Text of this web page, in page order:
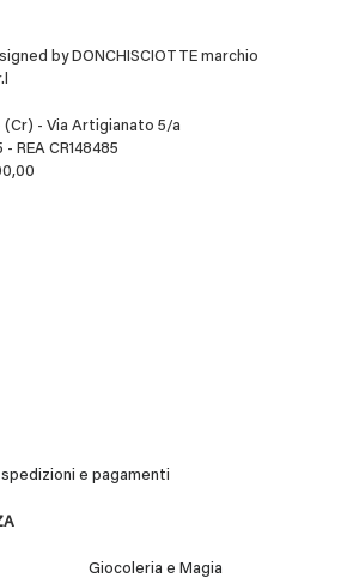
by DONCHISCIOTTE marchio
- Via Artigianato 5/a
- REA CR148485
e pagamenti
Giocoleria e Magia